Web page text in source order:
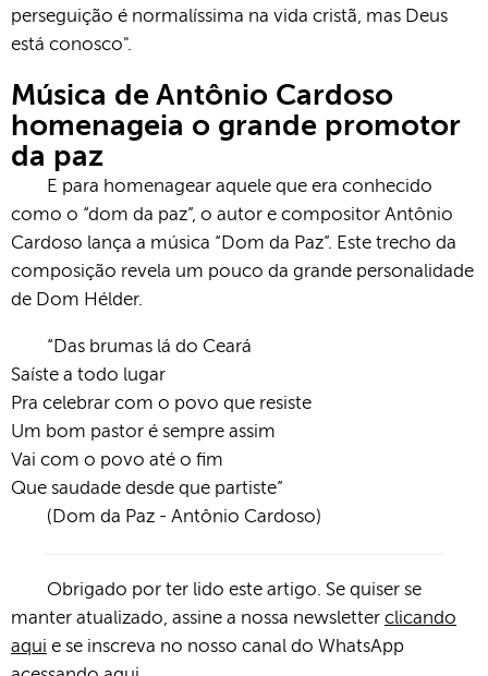
perseguição é normalíssima na vida cristã, mas Deus
está conosco".
Música de Antônio Cardoso
homenageia o grande promotor
da paz
E para homenagear aquele que era conhecido
como o “dom da paz”, o autor e compositor Antônio
Cardoso lança a música “Dom da Paz”. Este trecho da
composição revela um pouco da grande personalidade
de Dom Hélder.
“Das brumas lá do Ceará
Saíste a todo lugar
Pra celebrar com o povo que resiste
Um bom pastor é sempre assim
Vai com o povo até o fim
Que saudade desde que partiste”
(Dom da Paz - Antônio Cardoso)
Obrigado por ter lido este artigo. Se quiser se
manter atualizado, assine a nossa newsletter clicando
aqui e se inscreva no nosso canal do WhatsApp